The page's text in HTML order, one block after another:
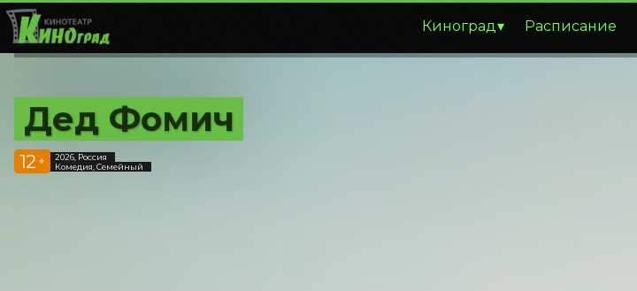
Киноград Расписание
Дед Фомич
12 +
2026, Россия
Комедия, Семейный